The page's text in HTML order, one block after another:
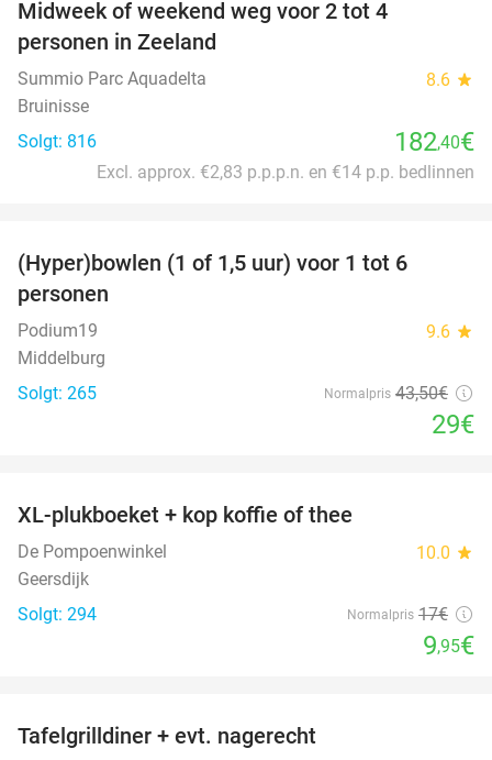
Midweek of weekend weg voor 2 tot 4
personen in Zeeland
Summio Parc Aquadelta 8.6 star
Bruinisse
Solgt: 816
182,40€
Excl. approx. €2,83 p.p.p.n. en €14 p.p. bedlinnen
(Hyper)bowlen (1 of 1,5 uur) voor 1 tot 6
personen
Podium19 9.6 star
Middelburg
Solgt: 265
Normalpris 43,50€
29€
XL-plukboeket + kop koffie of thee
De Pompoenwinkel 10.0 star
Geersdijk
Solgt: 294
Normalpris 17€
9,95€
Tafelgrilldiner + evt. nagerecht